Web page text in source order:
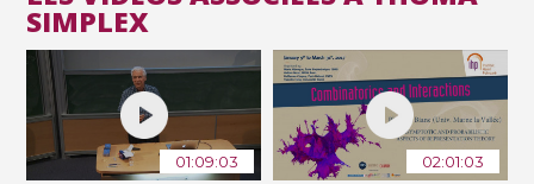
SIMPLEX
01:09:03 02:01:03